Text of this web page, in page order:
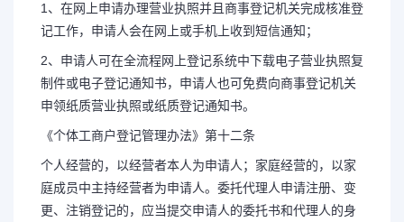
1、在网上申请办理营业执照并且商事登记机关完成核准登
记工作，申请人会在网上或手机上收到短信通知；
2、申请人可在全流程网上登记系统中下载电子营业执照复
制件或电子登记通知书，申请人也可免费向商事登记机关
申领纸质营业执照或纸质登记通知书。
《个体工商户登记管理办法》第十二条
个人经营的，以经营者本人为申请人；家庭经营的，以家
庭成员中主持经营者为申请人。委托代理人申请注册、变
更、注销登记的，应当提交申请人的委托书和代理人的身
营业执照网上办理流程（
何办理）
网上申请营业执照流程 个体户
下：1、在网上申请办理营业执照